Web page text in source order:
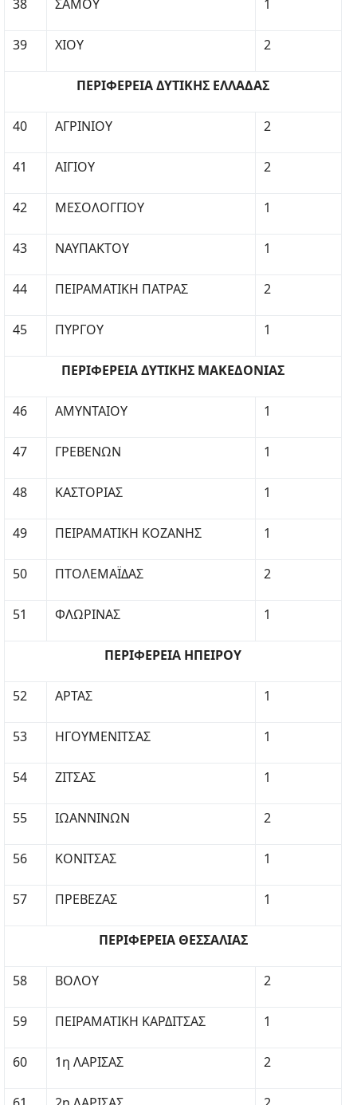
38 ΣΑΜΟΥ 1
39 ΧΙΟΥ 2
ΠΕΡΙΦΕΡΕΙΑ ΔΥΤΙΚΗΣ ΕΛΛΑΔΑΣ
40 ΑΓΡΙΝΙΟΥ 2
41 ΑΙΓΙΟΥ 2
42 ΜΕΣΟΛΟΓΓΙΟΥ 1
43 ΝΑΥΠΑΚΤΟΥ 1
44 ΠΕΙΡΑΜΑΤΙΚΗ ΠΑΤΡΑΣ 2
45 ΠΥΡΓΟΥ 1
ΠΕΡΙΦΕΡΕΙΑ ΔΥΤΙΚΗΣ ΜΑΚΕΔΟΝΙΑΣ
46 ΑΜΥΝΤΑΙΟΥ 1
47 ΓΡΕΒΕΝΩΝ 1
48 ΚΑΣΤΟΡΙΑΣ 1
49 ΠΕΙΡΑΜΑΤΙΚΗ ΚΟΖΑΝΗΣ 1
50 ΠΤΟΛΕΜΑΪΔΑΣ 2
51 ΦΛΩΡΙΝΑΣ 1
ΠΕΡΙΦΕΡΕΙΑ ΗΠΕΙΡΟΥ
52 ΑΡΤΑΣ 1
53 ΗΓΟΥΜΕΝΙΤΣΑΣ 1
54 ΖΙΤΣΑΣ 1
55 ΙΩΑΝΝΙΝΩΝ 2
56 ΚΟΝΙΤΣΑΣ 1
57 ΠΡΕΒΕΖΑΣ 1
ΠΕΡΙΦΕΡΕΙΑ ΘΕΣΣΑΛΙΑΣ
58 ΒΟΛΟΥ 2
59 ΠΕΙΡΑΜΑΤΙΚΗ ΚΑΡΔΙΤΣΑΣ 1
60 1η ΛΑΡΙΣΑΣ 2